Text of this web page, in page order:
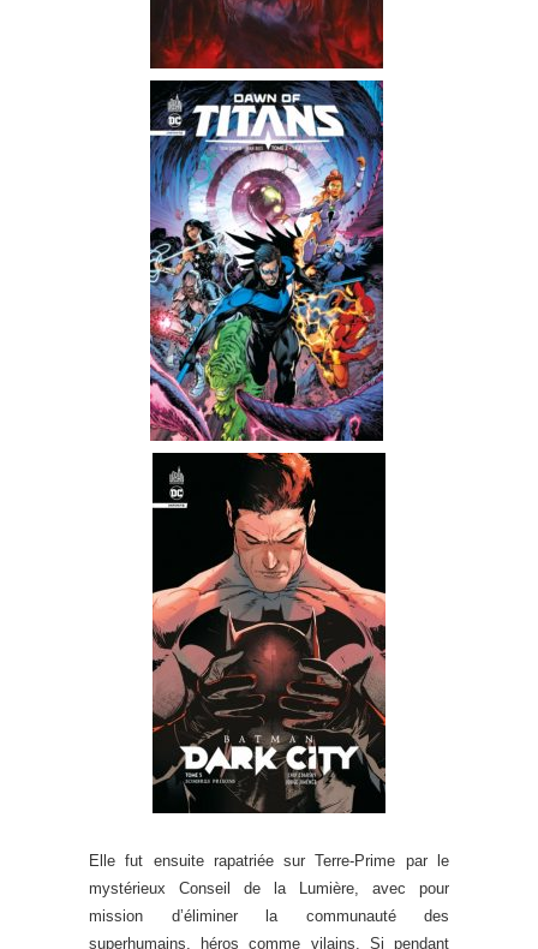
Elle fut ensuite rapatriée sur Terre-Prime par le
mystérieux Conseil de la Lumière, avec pour
mission d’éliminer la communauté des
superhumains, héros comme vilains. Si pendant